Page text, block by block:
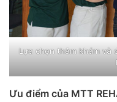
Lựa chọn thăm khám và
Ưu điểm của MTT